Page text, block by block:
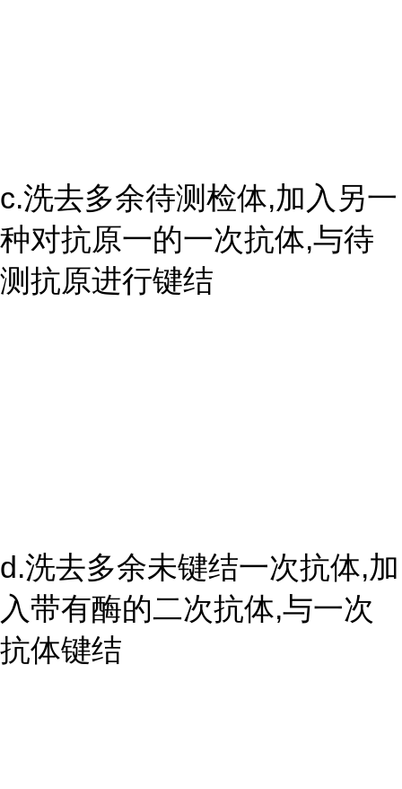
c.洗去多余待测检体,加入另一
种对抗原一的一次抗体,与待
测抗原进行键结
d.洗去多余未键结一次抗体,加
入带有酶的二次抗体,与一次
抗体键结